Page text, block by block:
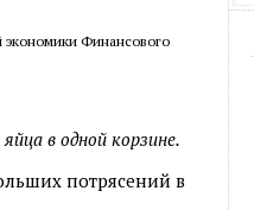
экономики Финансового
в одной корзине.
потрясений в